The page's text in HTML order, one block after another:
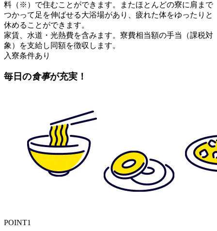
料（※）で住むことができます。またほとんどの寮に肩まで
つかって足を伸ばせる大浴場があり、疲れた体をゆったりと
休めることができます。
家賃、水道・光熱費を含みます。寮費相当額の手当（課税対
象）を支給し同額を徴収します。
入寮条件あり
毎日の食事が充実！
POINT1